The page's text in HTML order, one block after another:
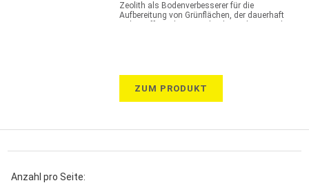
Zeolith als Bodenverbesserer für die
Aufbereitung von Grünflächen, der dauerhaft
ZUM PRODUKT
Anzahl pro Seite: